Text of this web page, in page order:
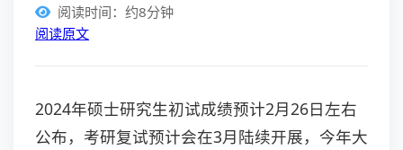
阅读时间：约8分钟
阅读原文
2024年硕士研究生初试成绩预计2月26日左右
公布，考研复试预计会在3月陆续开展，今年大